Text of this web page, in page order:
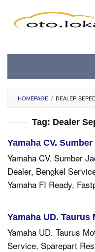
content
HOMEPAGE / DEALER
Tag: Dealer
Yamaha CV.
Yamaha CV. Sumber
Dealer, Bengkel
Yamaha FI Ready,
Yamaha UD.
Yamaha UD. Taurus
Service, Sparepart